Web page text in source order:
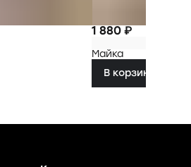
1 880 ₽
Майка
В корзину